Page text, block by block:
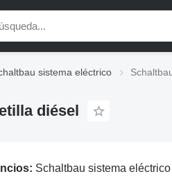
sistema eléctrico
diésel
Schaltbau sistema